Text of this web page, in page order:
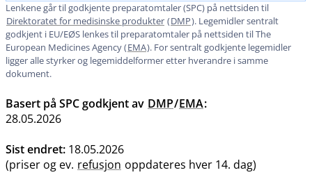
Lenkene går til godkjente preparatomtaler (SPC) på nettsiden til
Direktoratet for medisinske produkter (DMP). Legemidler sentralt
godkjent i EU​/​EØS lenkes til preparatomtaler på nettsiden til The
European Medicines Agency (EMA). For sentralt godkjente legemidler
ligger alle styrker og legemiddelformer etter hverandre i samme
dokument.
Basert på SPC godkjent av DMP/EMA:
28.05.2026
Sist endret: 18.05.2026
(priser og ev. refusjon oppdateres hver 14. dag)